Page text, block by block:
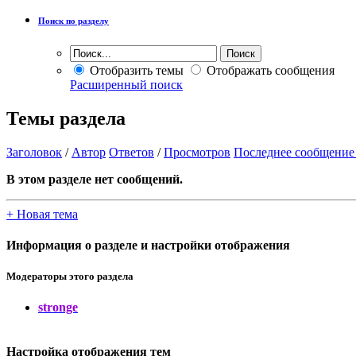
Поиск по разделу
Отобразить темы
Отображать сообщения
Расширенный поиск
Темы раздела
Заголовок / Автор Ответов /Просмотров Последнее сообщение
В этом разделе нет сообщений.
+ Новая тема
Информация о разделе и настройки отображения
Модераторы этого раздела
stronge
Настройка отображения тем